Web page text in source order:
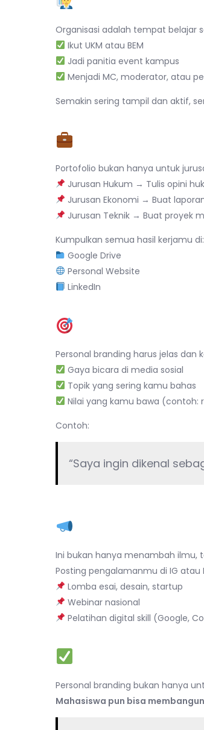
Organisasi adalah tempat belajar
Ikut UKM atau BEM
Jadi panitia event kampus
Menjadi MC, moderator, atau
Semakin sering tampil dan aktif,
Portofolio bukan hanya untuk
Jurusan Hukum → Tulis opini
Jurusan Ekonomi → Buat
Jurusan Teknik → Buat proyek
Kumpulkan semua hasil kerjamu di:
Google Drive
Personal Website
LinkedIn
Personal branding harus jelas dan
Gaya bicara di media sosial
Topik yang sering kamu bahas
Nilai yang kamu bawa (contoh:
Contoh:
“Saya ingin dikenal
Ini bukan hanya menambah ilmu,
Posting pengalamanmu di IG atau
Lomba esai, desain, startup
Webinar nasional
Pelatihan digital skill (Google,
Personal branding bukan hanya
Mahasiswa pun bisa